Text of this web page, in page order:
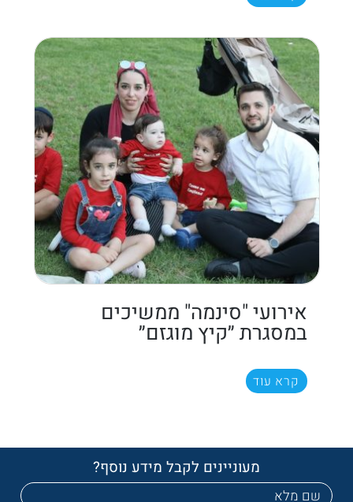
אירועי "סינמה" ממשיכים
במסגרת ״קיץ מוגזם״
קרא עוד
מעוניינים לקבל מידע נוסף?